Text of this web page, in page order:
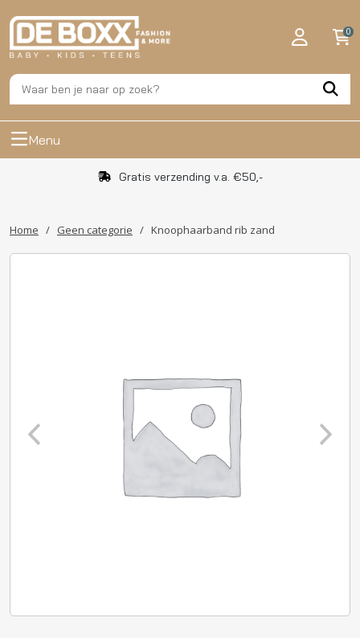
0
Menu
Gratis verzending v.a. €50,-
Home / Geen categorie / Knoophaarband rib zand